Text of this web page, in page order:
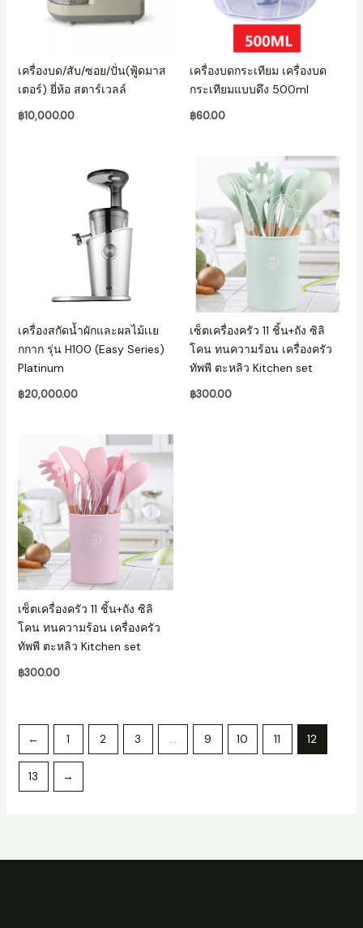
เครื่องบด/สับ/ซอย/ปั่น(ฟู้ดมาส
เตอร์) ยี่ห้อ สตาร์เวลล์
฿10,000.00
เครื่องบดกระเทียม เครื่องบด
กระเทียมแบบดึง 500ml
฿60.00
เครื่องสกัดน้ำผักและผลไม้เเย
กกาก รุ่น H100 (Easy Series)
Platinum
฿20,000.00
เซ็ตเครื่องครัว 11 ชิ้น+ถัง ซิลิ
โคน ทนความร้อน เครื่องครัว
ทัพพี ตะหลิว Kitchen set
฿300.00
เซ็ตเครื่องครัว 11 ชิ้น+ถัง ซิลิ
โคน ทนความร้อน เครื่องครัว
ทัพพี ตะหลิว Kitchen set
฿300.00
← 1 2 3 … 9 10 11 12
13 →